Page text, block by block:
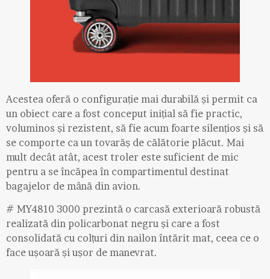
Acestea oferă o configurație mai durabilă și permit ca
un obiect care a fost conceput inițial să fie practic,
voluminos și rezistent, să fie acum foarte silențios și să
se comporte ca un tovarăș de călătorie plăcut. Mai
mult decât atât, acest troler este suficient de mic
pentru a se încăpea în compartimentul destinat
bagajelor de mână din avion.
# MY4810 3000 prezintă o carcasă exterioară robustă
realizată din policarbonat negru și care a fost
consolidată cu colțuri din nailon întărit mat, ceea ce o
face ușoară și ușor de manevrat.